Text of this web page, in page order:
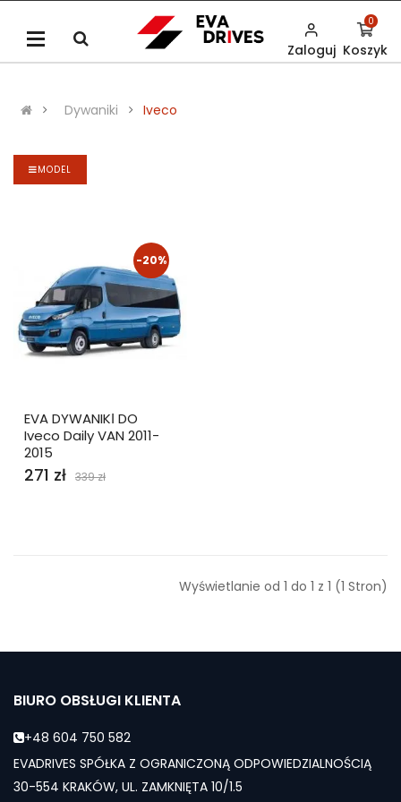
Zaloguj Koszyk
0
Dywaniki Iveco
MODEL
-20%
EVA DYWANIKІ DO
Iveco Daily VAN 2011-
2015
271 zł 339 zł
Wyświetlanie od 1 do 1 z 1 (1 Stron)
BIURO OBSŁUGI KLIENTA
+48 604 750 582
EVADRIVES SPÓŁKA Z OGRANICZONĄ ODPOWIEDZIALNOŚCIĄ
30-554 KRAKÓW, UL. ZAMKNIĘTA 10/1.5